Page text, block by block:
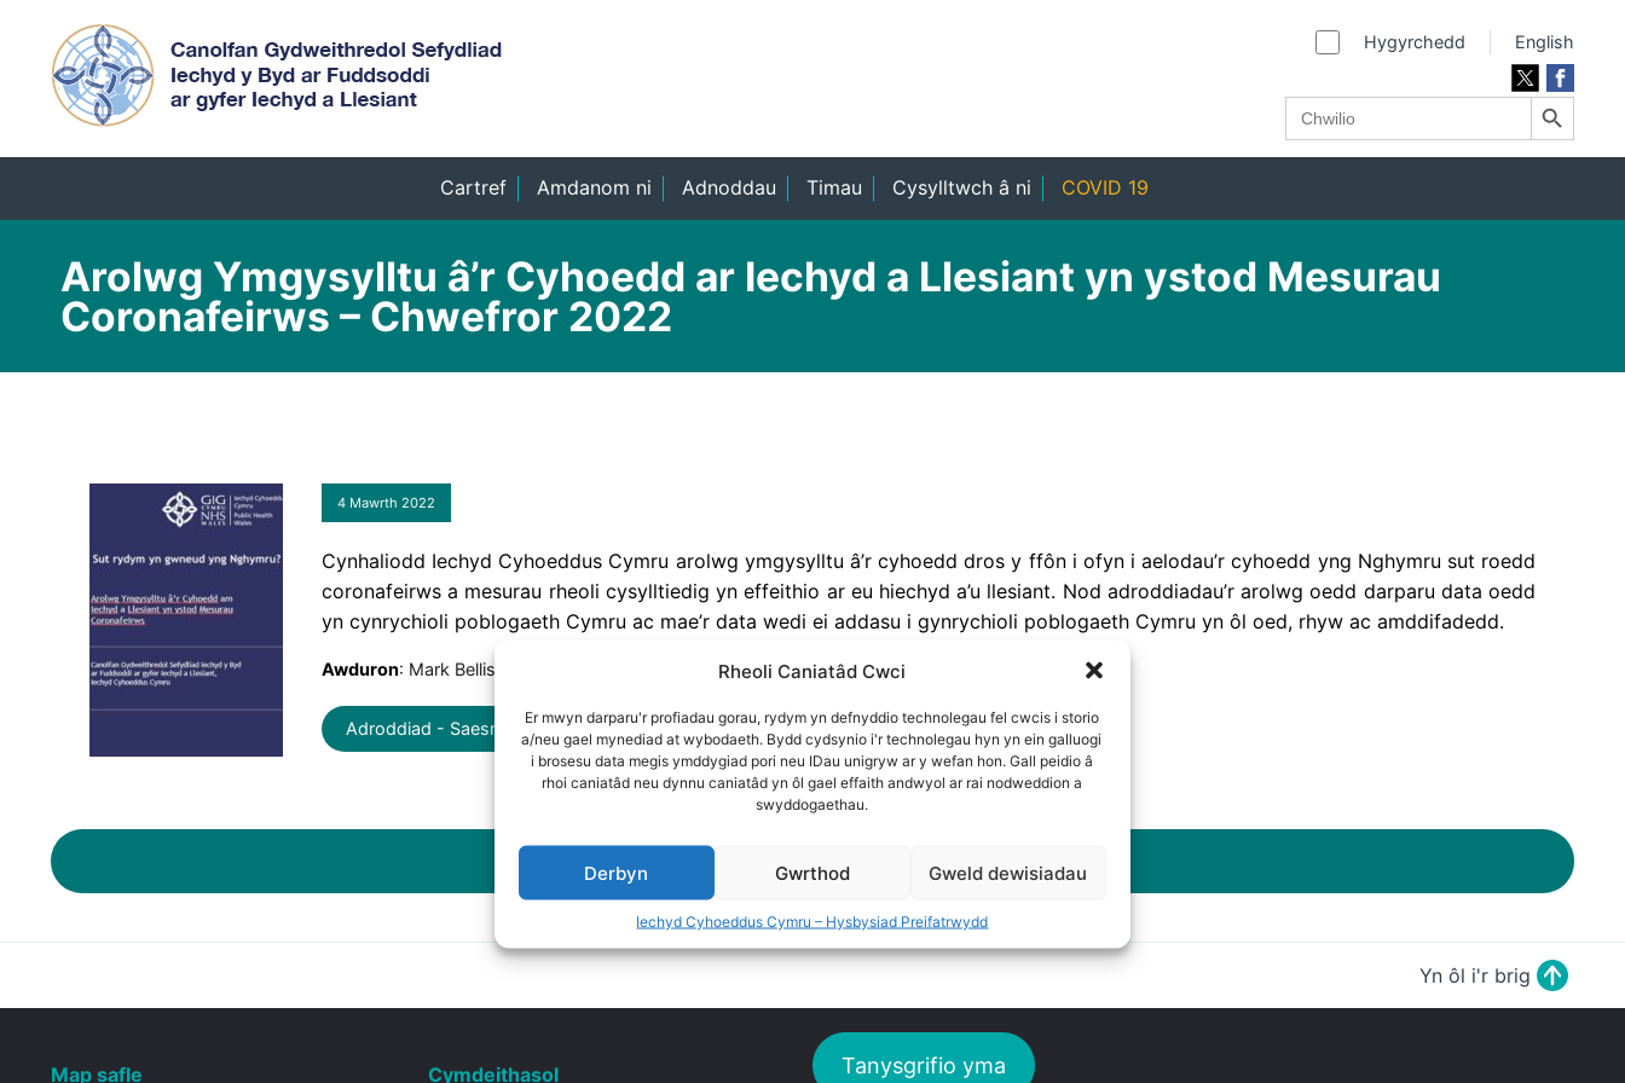
Rheoli Caniatâd Cwci
Er mwyn darparu'r profiadau gorau, rydym yn defnyddio technolegau fel cwcis i storio
a/neu gael mynediad at wybodaeth. Bydd cydsynio i'r technolegau hyn yn ein galluogi
i brosesu data megis ymddygiad pori neu IDau unigryw ar y wefan hon. Gall peidio â
rhoi caniatâd neu dynnu caniatâd yn ôl gael effaith andwyol ar rai nodweddion a
swyddogaethau.
Derbyn Gwrthod Gweld dewisiadau
Iechyd Cyhoeddus Cymru – Hysbysiad Preifatrwydd
Hygyrchedd English
Search
for:
Search Button
Cartref Amdanom ni Adnoddau Timau Cysylltwch â ni COVID 19
Arolwg Ymgysylltu â’r Cyhoedd ar Iechyd a Llesiant yn ystod Mesurau
Coronafeirws – Chwefror 2022
4 Mawrth 2022
Cynhaliodd Iechyd Cyhoeddus Cymru arolwg ymgysylltu â’r cyhoedd dros y ffôn i ofyn i aelodau’r cyhoedd yng Nghymru sut roedd
coronafeirws a mesurau rheoli cysylltiedig yn effeithio ar eu hiechyd a’u llesiant. Nod adroddiadau’r arolwg oedd darparu data oedd
yn cynrychioli poblogaeth Cymru ac mae’r data wedi ei addasu i gynrychioli poblogaeth Cymru yn ôl oed, rhyw ac amddifadedd.
Awduron: Mark Bellis, Karen Hughes
Adroddiad - Saesneg Adroddiad - Cymraeg
Chwilio'r holl adnoddau
Yn ôl i'r brig
Map safle Cymdeithasol Tanysgrifio yma